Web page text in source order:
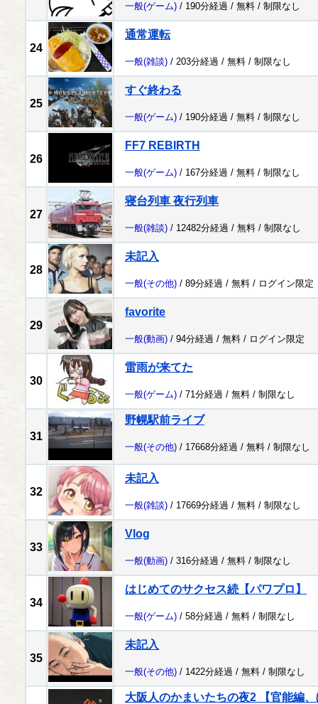
一般(ゲーム) / 190分経過 / 無料 / 制限なし
24
通常運転
一般(雑談) / 203分経過 / 無料 / 制限なし
25
すぐ終わる
一般(ゲーム) / 190分経過 / 無料 / 制限なし
26
FF7 REBIRTH
一般(ゲーム) / 167分経過 / 無料 / 制限なし
27
寝台列車 夜行列車
一般(雑談) / 12482分経過 / 無料 / 制限なし
28
未記入
一般(その他) / 89分経過 / 無料 / ログイン限定
29
favorite
一般(動画) / 94分経過 / 無料 / ログイン限定
30
雷雨が来てた
一般(ゲーム) / 71分経過 / 無料 / 制限なし
31
野幌駅前ライブ
一般(その他) / 17668分経過 / 無料 / 制限なし
32
未記入
一般(雑談) / 17669分経過 / 無料 / 制限なし
33
Vlog
一般(動画) / 316分経過 / 無料 / 制限なし
34
はじめてのサクセス続【パワプロ】
一般(ゲーム) / 58分経過 / 無料 / 制限なし
35
未記入
一般(その他) / 1422分経過 / 無料 / 制限なし
大阪人のかまいたちの夜2 【官能編